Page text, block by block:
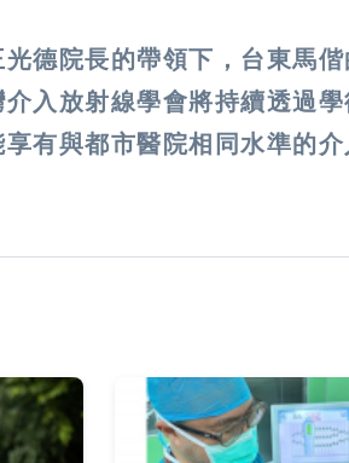
德院長的帶領下，台東馬
入放射線學會將持續透過
有與都市醫院相同水準的